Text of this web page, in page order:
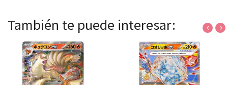
También te puede interesar: ‹ ›